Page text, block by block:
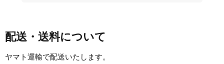
配送・送料について
ヤマト運輸で配送いたします。